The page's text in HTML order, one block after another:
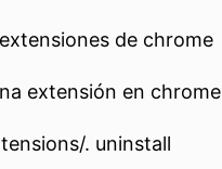
de chrome
extensión en chrome
. uninstall